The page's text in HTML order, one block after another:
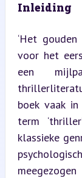
Inleiding
‘Het
voor het
een
boek vaak
term
klassieke